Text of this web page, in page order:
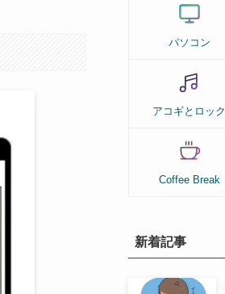
パソコン
アコギとロック
Coffee Break
新着記事